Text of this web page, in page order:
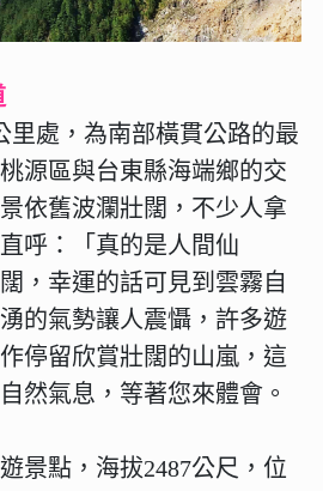
里處，為南部橫貫公路的最
源區與台東縣海端鄉的交
依舊波瀾壯闊，不少人拿
呼：「真的是人間仙
，幸運的話可見到雲霧自
的氣勢讓人震懾，許多遊
停留欣賞壯闊的山嵐，這
然氣息，等著您來體會。
景點，海拔2487公尺，位